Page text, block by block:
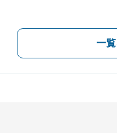
一